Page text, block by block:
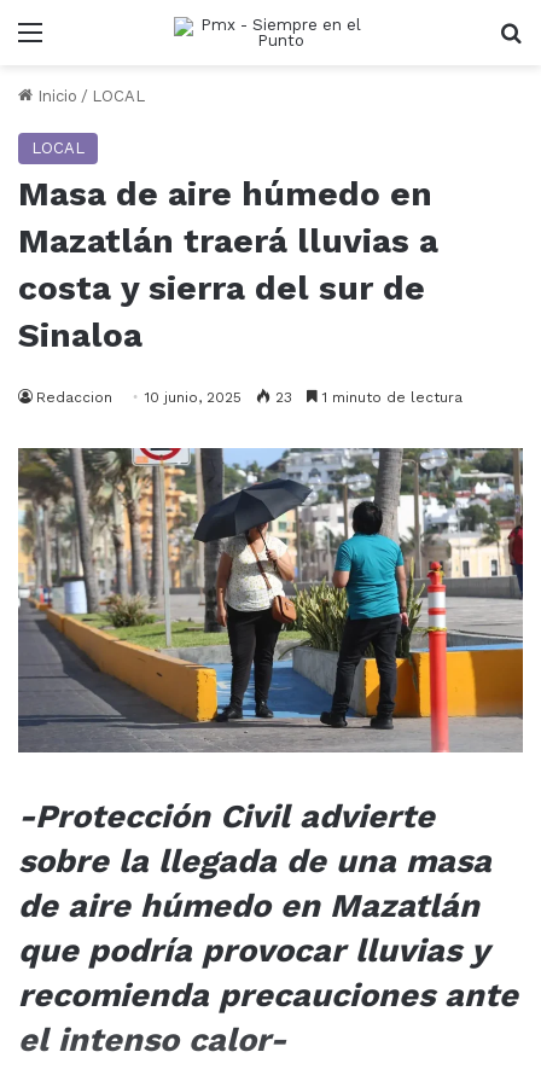
Menu
Inicio / LOCAL
LOCAL
Masa de aire húmedo en
Mazatlán traerá lluvias a
costa y sierra del sur de
Sinaloa
Redaccion 10 junio, 2025 23 1 minuto de lectura
-Protección Civil advierte
sobre la llegada de una masa
de aire húmedo en Mazatlán
que podría provocar lluvias y
recomienda precauciones ante
el intenso calor-